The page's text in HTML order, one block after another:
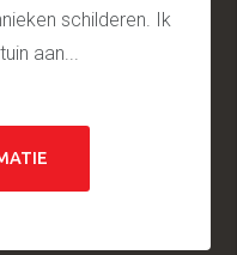
schilderen. Ik
aan...